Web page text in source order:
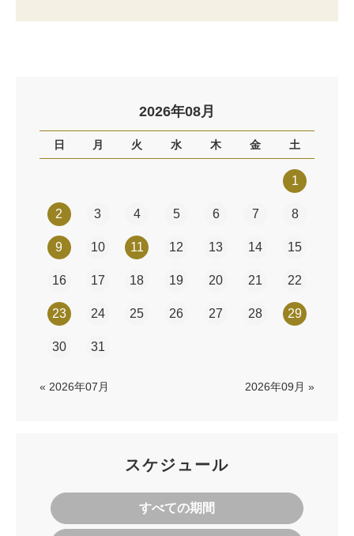
2026年08月
日 月 火 水 木 金 土
1
2 3 4 5 6 7 8
9 10 11 12 13 14 15
16 17 18 19 20 21 22
23 24 25 26 27 28 29
30 31
« 2026年07月 2026年09月 »
スケジュール
すべての期間